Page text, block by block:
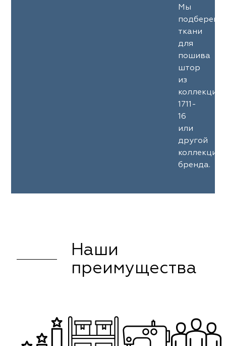
Мы
подберем
ткани
для
пошива
штор
из
1711-
16
или
другой
коллекции
бренда.
Наши
преимущества